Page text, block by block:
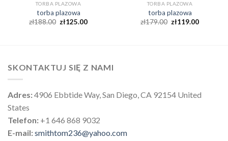
TORBA PLAZOWA
torba plazowa
zł188.00 zł125.00
TORBA PLAZOWA
torba plazowa
zł179.00 zł119.00
SKONTAKTUJ SIĘ Z NAMI
Adres:4906 Ebbtide Way, San Diego, CA 92154 United
States
Telefon: +1 646 868 9032
E-mail:smithtom236@yahoo.com